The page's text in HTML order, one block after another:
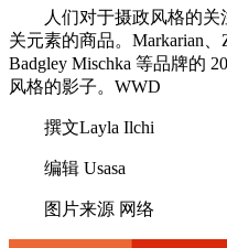
人们对于摄政风格的关
关元素的商品。Markarian、
Badgley Mischka 等品牌的
风格的影子。WWD
撰文Layla Ilchi
编辑 Usasa
图片来源 网络